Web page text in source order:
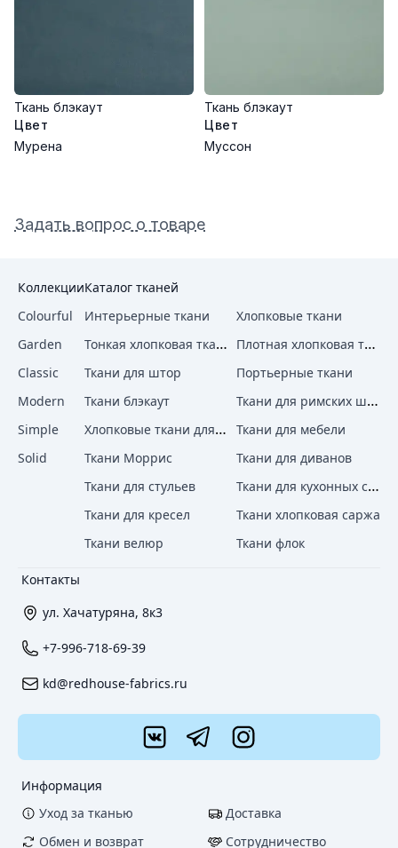
Ткань блэкаут
Цвет
Мурена
Ткань блэкаут
Цвет
Муссон
Задать вопрос о товаре
Контакты
ул. Хачатуряна, 8к3
+7-996-718-69-39
kd@redhouse-fabrics.ru
Коллекции
Colourful
Garden
Classic
Modern
Simple
Solid
Каталог тканей
Интерьерные ткани
Хлопковые ткани
Тонкая хлопковая ткань Плотная хлопковая ткань
Ткани для штор
Портьерные ткани
Ткани блэкаут
Ткани для римских штор
Хлопковые ткани для штор
Ткани для мебели
Ткани Моррис
Ткани для диванов
Ткани для стульев
Ткани для кухонных стульев
Ткани для кресел
Ткани хлопковая саржа
Ткани велюр
Ткани флок
Информация
Уход за тканью
Доставка
Обмен и возврат
Сотрудничество